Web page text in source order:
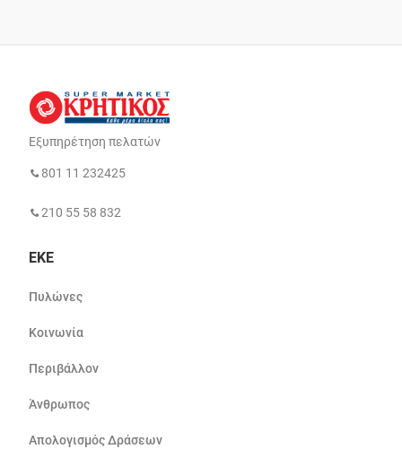
Εξυπηρέτηση πελατών
801 11 232425
210 55 58 832
ΕΚΕ
Πυλώνες
Κοινωνία
Περιβάλλον
Άνθρωπος
Απολογισμός Δράσεων